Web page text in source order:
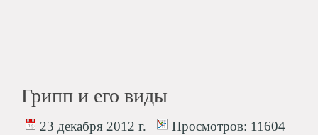
Грипп и его виды
23 декабря 2012 г. Просмотров: 11604